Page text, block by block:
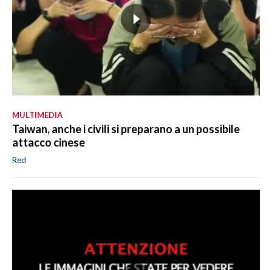
MULTIMEDIA
Taiwan, anche i civili si preparano a un possibile
attacco cinese
Red